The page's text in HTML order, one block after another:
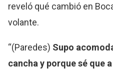
reveló qué cambió en
volante.
“(Paredes) Supo
cancha y porque sé que